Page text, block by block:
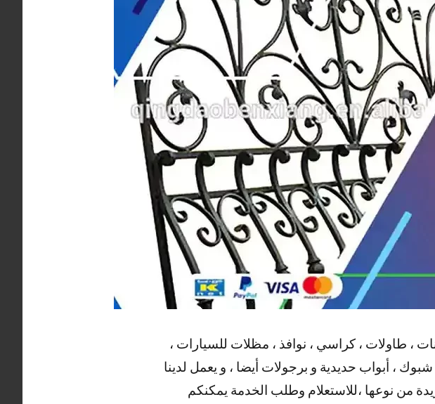
، طاولات ، كراسي ، نوافذ ، مظلات للسيارات ،
، أبواب حديدية و برجولات أيضا ، و يعمل لدينا
من نوعها ،للاستعلام وطلب الخدمة يمكنكم